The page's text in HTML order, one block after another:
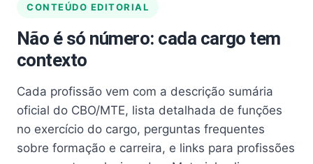
CONTEÚDO EDITORIAL
Não é só número: cada cargo tem
contexto
Cada profissão vem com a descrição sumária
oficial do CBO/MTE, lista detalhada de funções
no exercício do cargo, perguntas frequentes
sobre formação e carreira, e links para profissões